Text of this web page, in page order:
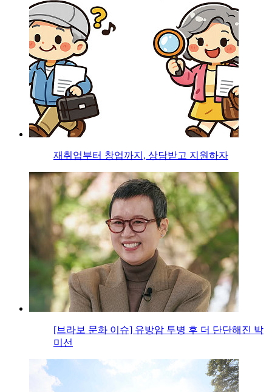
재취업부터 창업까지, 상담받고 지원하자
[브라보 문화 이슈] 유방암 투병 후 더 단단해진 박
미선